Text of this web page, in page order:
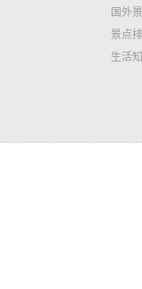
国外
景点
生活